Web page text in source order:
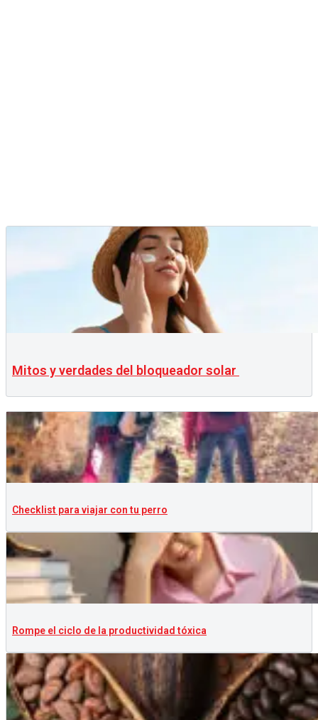
Mitos y verdades del bloqueador solar
Checklist para viajar con tu perro
Rompe el ciclo de la productividad tóxica